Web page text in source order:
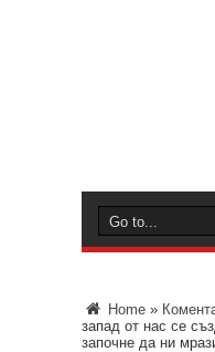
Home »
запад от нас се
започне да ни